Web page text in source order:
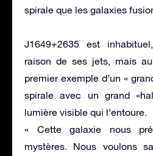
spirale que les galaxies
J1649+2635 est
raison de ses jets, mais
premier exemple d’un «
spirale avec un grand
lumière visible qui l’entoure.
« Cette galaxie nous
mystères. Nous voulons